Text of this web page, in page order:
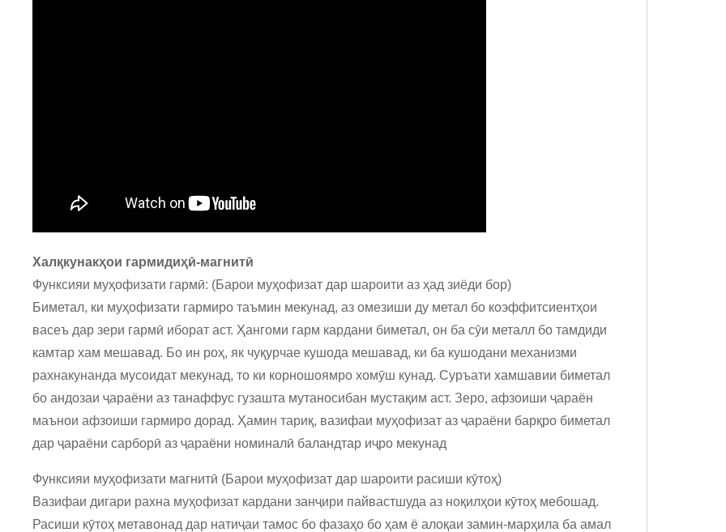
Халқкунакҳои гармидиҳӣ-магнитӣ
Функсияи муҳофизати гармӣ: (Барои муҳофизат дар шароити аз ҳад зиёди бор)
Биметал, ки муҳофизати гармиро таъмин мекунад, аз омезиши ду метал бо коэффитсиентҳои
васеъ дар зери гармӣ иборат аст. Ҳангоми гарм кардани биметал, он ба сӯи металл бо тамдиди
камтар хам мешавад. Бо ин роҳ, як чуқурчае кушода мешавад, ки ба кушодани механизми
рахнакунанда мусоидат мекунад, то ки корношоямро хомӯш кунад. Суръати хамшавии биметал
бо андозаи ҷараёни аз танаффус гузашта мутаносибан мустақим аст. Зеро, афзоиши ҷараён
маънои афзоиши гармиро дорад. Ҳамин тариқ, вазифаи муҳофизат аз ҷараёни барқро биметал
дар ҷараёни сарборӣ аз ҷараёни номиналӣ баландтар иҷро мекунад
Функсияи муҳофизати магнитӣ (Барои муҳофизат дар шароити расиши кӯтоҳ)
Вазифаи дигари рахна муҳофизат кардани занҷири пайвастшуда аз ноқилҳои кӯтоҳ мебошад.
Расиши кӯтоҳ метавонад дар натиҷаи тамос бо фазаҳо бо ҳам ё алоқаи замин-марҳила ба амал